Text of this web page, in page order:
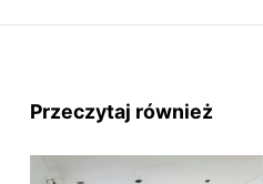
Przeczytaj również